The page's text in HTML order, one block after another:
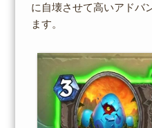
に自壊させて高いアドバ
ます。